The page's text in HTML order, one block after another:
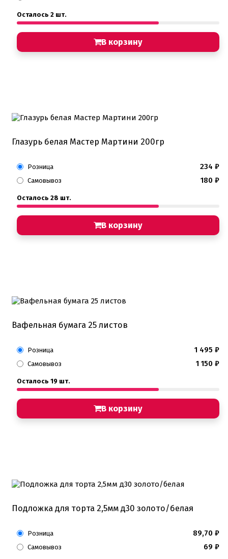
Шоколад Глазурь
Глазурь для кондитеров
Шоколад для кондитеров
Осталось 2 шт.
В корзину
Глазурь белая Мастер Мартини 200гр
Розница 234 ₽
Самовывоз 180 ₽
Осталось 28 шт.
В корзину
Вафельная бумага 25 листов
Розница 1 495 ₽
Самовывоз 1 150 ₽
Осталось 19 шт.
В корзину
Подложка для торта 2,5мм д30 золото/белая
Розница 89,70 ₽
Самовывоз 69 ₽